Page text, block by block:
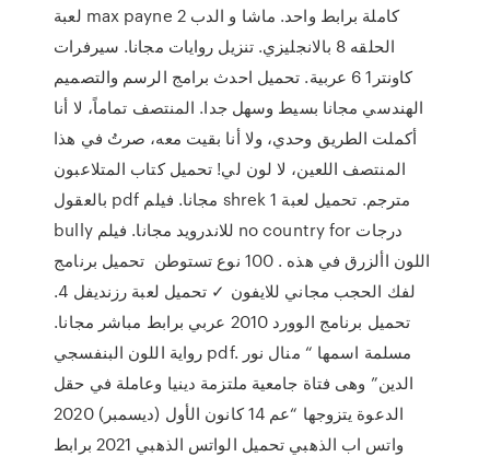
لعبة max payne 2 كاملة برابط واحد. ماشا و الدب
الحلقه 8 بالانجليزي. تنزيل روايات مجانا. سيرفرات
كاونتر1 6 عربية. تحميل احدث برامج الرسم والتصميم
الهندسي مجانا بسيط وسهل جدا. المنتصف تماماً، لا أنا
أكملت الطريق وحدي، ولا أنا بقيت معه، صرتُ في هذا
المنتصف اللعين، لا لون لي! تحميل كتاب المتلاعبون
بالعقول pdf مجانا. فيلم shrek 1 مترجم. تحميل لعبة
bully للاندرويد مجانا. فيلم no country for درجات
اللون األزرق في هذه . 100 نوع تستوطن تحميل برنامج
لفك الحجب مجاني للايفون ✓ تحميل لعبة رزنديفل 4.
تحميل برنامج الوورد 2010 عربي برابط مباشر مجانا.
رواية اللون البنفسجي pdf. مسلمة اسمها “ منال نور
الدين” وهى فتاة جامعية ملتزمة دينيا وعاملة في حقل
الدعوة يتزوجها “عم 14 كانون الأول (ديسمبر) 2020
واتس اب الذهبي تحميل الواتس الذهبي 2021 برابط